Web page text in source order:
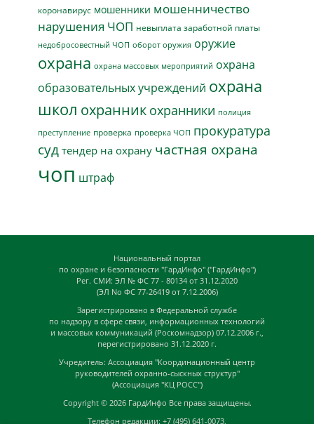
коронавирус мошенники мошенничество
нарушения ЧОП невыплата заработной платы
недобросовестный ЧОП оборот оружия оружие
охрана охрана массовых мероприятий охрана
образовательных учреждений охрана
школ охранник охранники полиция
преступление проверка проверка ЧОП прокуратура
суд тендер на охрану частная охрана
чоп штраф
Национальный портал
по охране и безопасности "ГардИнфо" ("ГардИнфо")
Рег. СМИ: ЭЛ № ФС 77 - 80134 от 31.12.2020
(ЭЛ No ФС 77-26419 от 7.12.2006)
Зарегистрировано в Федеральной службе
по надзору в сфере связи, информационных технологий
и массовых коммуникаций (Роскомнадзор) 07.12.2006 г.,
перегистрировано 31.12.2020 г.
Учредитель: Ассоциация "Координационный центр
руководителей охранно-сыскных структур"
(Ассоциация "КЦ РОСС")
Copyright © 2026 ГардИнфо Все права защищены.
Телефон редакции: +7 (495) 641-0073,